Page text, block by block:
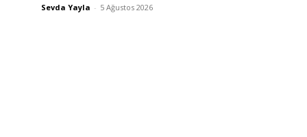
Sevda Yayla - 5 Ağustos 2026